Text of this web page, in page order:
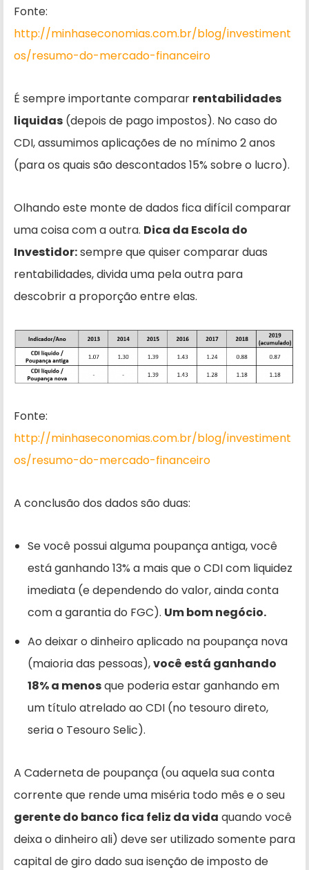
Fonte:
http://minhaseconomias.com.br/blog/investiment
os/resumo-do-mercado-financeiro
É sempre importante comparar rentabilidades
liquidas (depois de pago impostos). No caso do
CDI, assumimos aplicações de no mínimo 2 anos
(para os quais são descontados 15% sobre o lucro).
Olhando este monte de dados fica difícil comparar
uma coisa com a outra. Dica da Escola do
Investidor:sempre que quiser comparar duas
rentabilidades, divida uma pela outra para
descobrir a proporção entre elas.
Fonte:
http://minhaseconomias.com.br/blog/investiment
os/resumo-do-mercado-financeiro
A conclusão dos dados são duas:
Se você possui alguma poupança antiga, você
está ganhando 13% a mais que o CDI com liquidez
imediata (e dependendo do valor, ainda conta
com a garantia do FGC). Um bom negócio.
Ao deixar o dinheiro aplicado na poupança nova
(maioria das pessoas),você está ganhando
18% a menosque poderia estar ganhando em
um título atrelado ao CDI (no tesouro direto,
seria o Tesouro Selic).
A Caderneta de poupança (ou aquela sua conta
corrente que rende uma miséria todo mês e o seu
gerente do banco fica feliz da vida quando você
deixa o dinheiro ali) deve ser utilizado somente para
capital de giro dado sua isenção de imposto de